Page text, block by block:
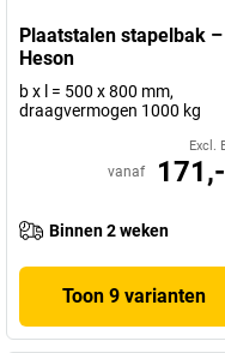
Plaatstalen stapelbak –
Heson
b x l = 500 x 800 mm,
draagvermogen 1000 kg
Excl.
vanaf
Binnen 2 weken
Toon 9 varianten